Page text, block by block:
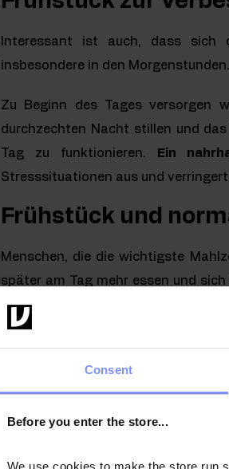
Consent
Before you enter the store...
We use cookies to make the store run
Interessant ist auch, dass sich
insbesondere in den Morgenstunden.
Zu Beginn des Tages versorgen
durchzechten Nacht stillen und
Tag zu funktionieren.
Ein
Stresssituationen aus und
Frühstück und
Menschen, die die wichtigste
später am Tag mehr essen und
Menge an Energie, aber in weniger
Fettleibigkeit erhöhen kann.
Untersuchungen zeigen, dass
mehr Süßigkeiten, 45 % weniger
können, wirkt sich dies nicht positiv